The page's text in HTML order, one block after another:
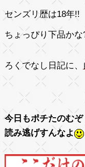
センズリ歴は18年!!
ちょっぴり下品か
ろくでなし日記に、
今日もポチたのむぞ
読み逃げすんなよ